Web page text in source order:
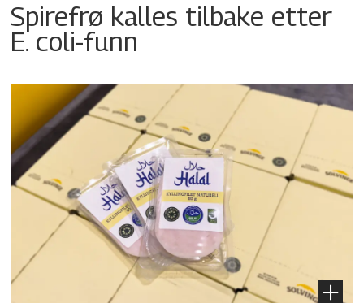
Spirefrø kalles tilbake etter
E. coli-funn